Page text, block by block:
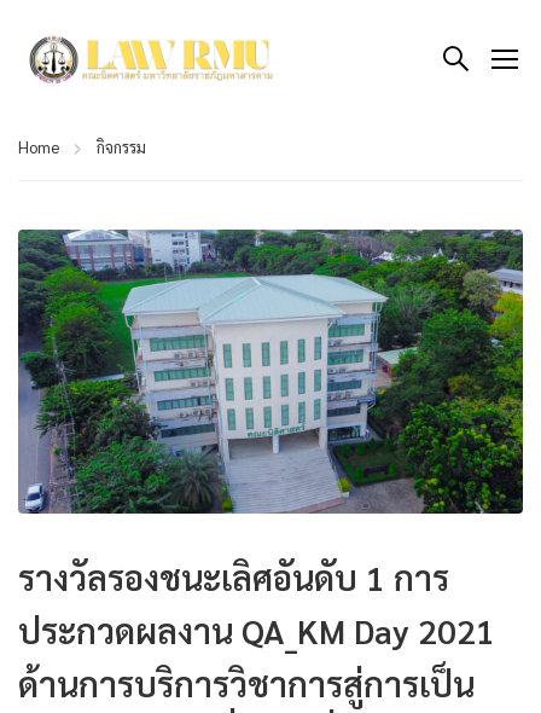
Home กิจกรรม
รางวัลรองชนะเลิศอันดับ 1 การ
ประกวดผลงาน QA_KM Day 2021
ด้านการบริการวิชาการสู่การเป็น